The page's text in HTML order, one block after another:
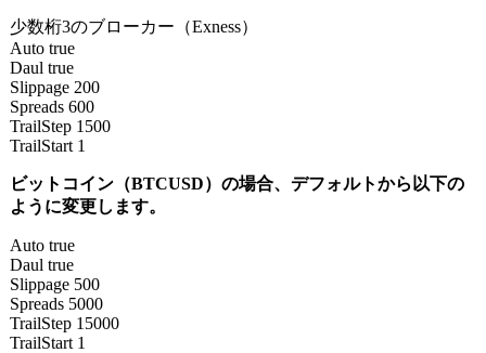
少数桁3のブローカー（Exness）
Auto true
Daul true
Slippage 200
Spreads 600
TrailStep 1500
TrailStart 1
ビットコイン（BTCUSD）の場合、デフォルトから以下の
ように変更します。
Auto true
Daul true
Slippage 500
Spreads 5000
TrailStep 15000
TrailStart 1